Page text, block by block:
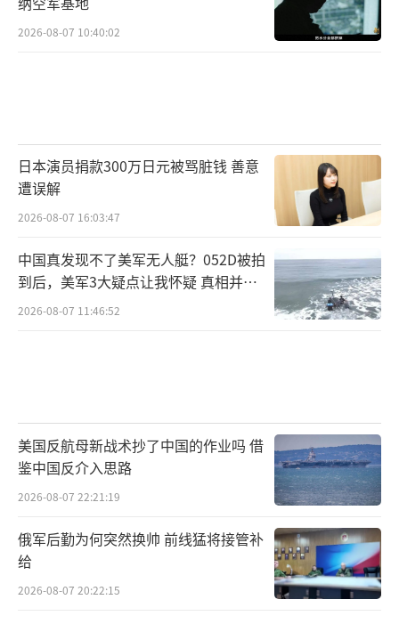
2026-08-07 10:40:02
日本演员捐款300万日元被骂脏钱 善意
遭误解
2026-08-07 16:03:47
中国真发现不了美军无人艇？052D被拍
到后，美军3大疑点让我怀疑 真相并非
如此
2026-08-07 11:46:52
美国反航母新战术抄了中国的作业吗 借
鉴中国反介入思路
2026-08-07 22:21:19
俄军后勤为何突然换帅 前线猛将接管补
给
2026-08-07 20:22:15